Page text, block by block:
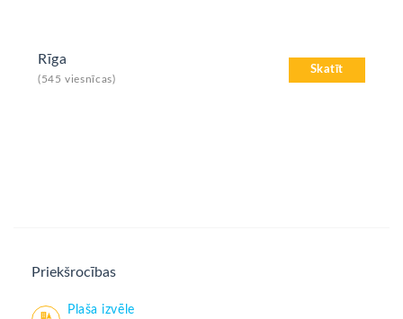
Skatīt
Rīga
(545 viesnīcas)
Priekšrocības
Plaša izvēle